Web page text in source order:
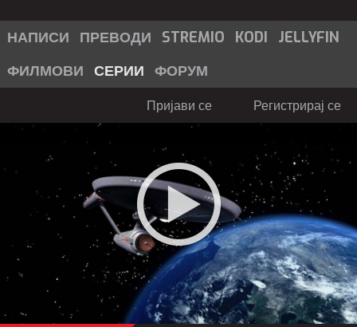
НАПИСИ ПРЕВОДИ STREMIO KODI
JELLYFIN
ФИЛМОВИ СЕРИИ ФОРУМ
Пријави се Регистрирај се